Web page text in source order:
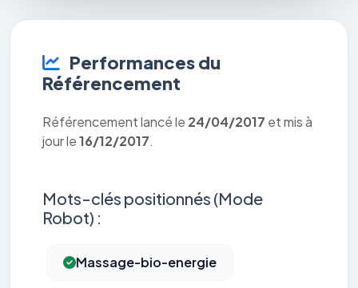
Performances du
Référencement
Référencement lancé le 24/04/2017 et mis à
jour le16/12/2017.
Mots-clés positionnés (Mode
Robot) :
Massage-bio-energie